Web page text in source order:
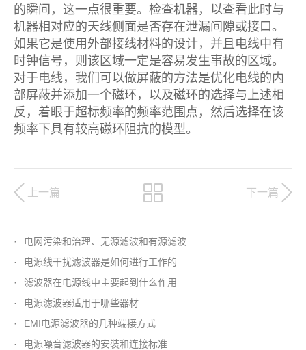
的瞬间，这一点很重要。检查机器，以查看此时与
机器相对应的天线侧面是否存在泄漏间隙或接口。
如果它是使用外部接线材料的设计，并且电线中有
时钟信号，则该区域一定是容易发生事故的区域。
对于电线，我们可以做屏蔽的方法是优化电线的内
部屏蔽并添加一个磁环，以及磁环的选择与上述相
反，着眼于超标频率的频率范围点，然后选择在该
频率下具有较高磁环阻抗的模型。
上一篇 下一篇
·
电网污染和治理、无源滤波和有源滤波
·
电源线干扰滤波器是如何进行工作的
·
滤波器在电源线中主要起到什么作用
·
电源滤波器适用于哪些器材
·
EMI电源滤波器的几种端接方式
·
电源噪音滤波器的安裝和连接标准